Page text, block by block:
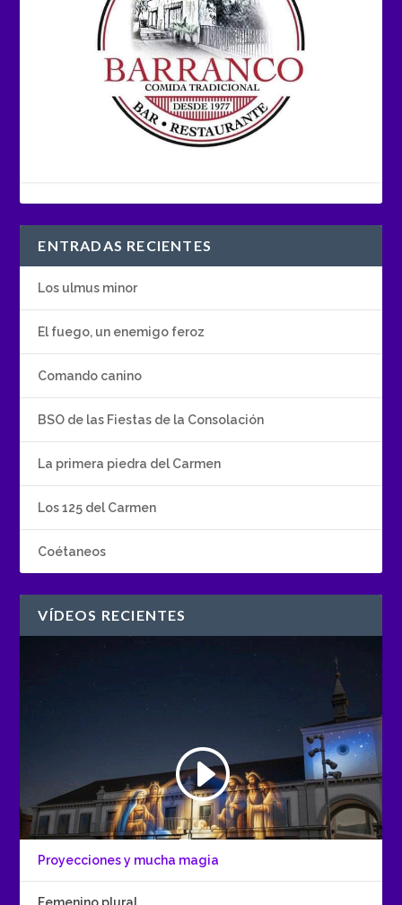
ENTRADAS RECIENTES
Los ulmus minor
El fuego, un enemigo feroz
Comando canino
BSO de las Fiestas de la Consolación
La primera piedra del Carmen
Los 125 del Carmen
Coétaneos
VÍDEOS RECIENTES
Proyecciones y mucha magia